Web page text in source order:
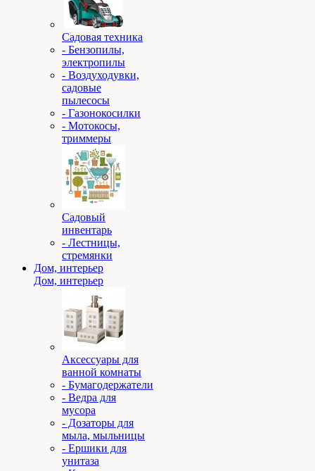
Садовая техника
- Бензопилы,
электропилы
- Воздуходувки,
садовые
пылесосы
- Газонокосилки
- Мотокосы,
триммеры
Садовый
инвентарь
- Лестницы,
стремянки
Дом, интерьер
Дом, интерьер
Аксессуары для
ванной комнаты
- Бумагодержатели
- Ведра для
мусора
- Дозаторы для
мыла, мыльницы
- Ершики для
унитаза